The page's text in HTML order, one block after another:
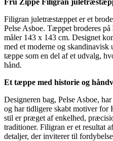
Fru Zippe Filigran
Filigran juletræstæppet er et
Pelse Asboe. Tæppet broderes
måler 143 x 143 cm. Designet
med et moderne og
tæppe som en del af et udvalg,
hånd.
Et tæppe med historie og
Designeren bag, Pelse Asboe,
og har tidligere skabt motiver for
stil er præget af enkelhed,
traditioner. Filigran er et resultat
detaljer, der inviterer til